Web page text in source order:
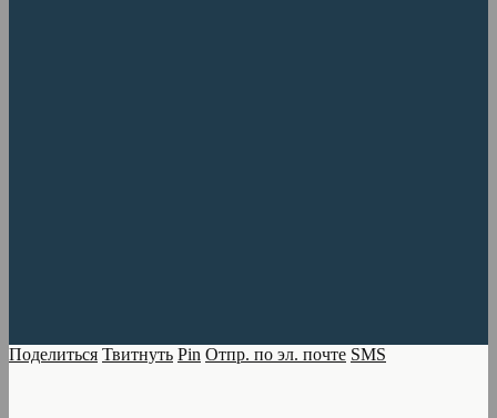
Поделиться Твитнуть Pin Отпр. по эл. почте SMS